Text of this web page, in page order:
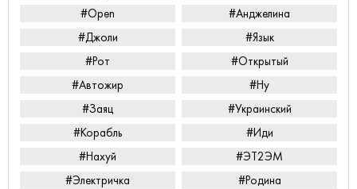
#Open
#Анджелина
#Джоли
#Язык
#Рот
#Открытый
#Автожир
#Ну
#Заяц
#Украинский
#Корабль
#Иди
#Нахуй
#ЭТ2ЭМ
#Электричка
#Родина